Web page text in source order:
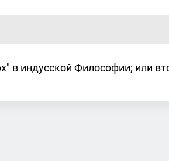
в индусской Философии; или